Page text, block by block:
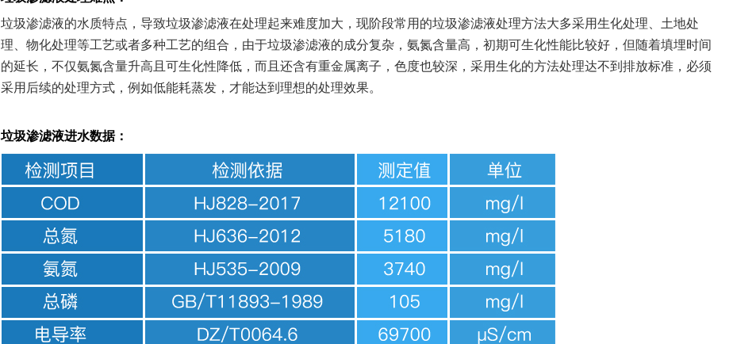
垃圾渗滤液的水质特点，导致垃圾渗滤液在处理起来难度加大，现阶段常用的垃圾渗滤液处理方法大多采用生化处理、土地处
理、物化处理等工艺或者多种工艺的组合，由于垃圾渗滤液的成分复杂，氨氮含量高，初期可生化性能比较好，但随着填埋时间
的延长，不仅氨氮含量升高且可生化性降低，而且还含有重金属离子，色度也较深，采用生化的方法处理达不到排放标准，必须
采用后续的处理方式，例如低能耗蒸发，才能达到理想的处理效果。
垃圾渗滤液进水数据：